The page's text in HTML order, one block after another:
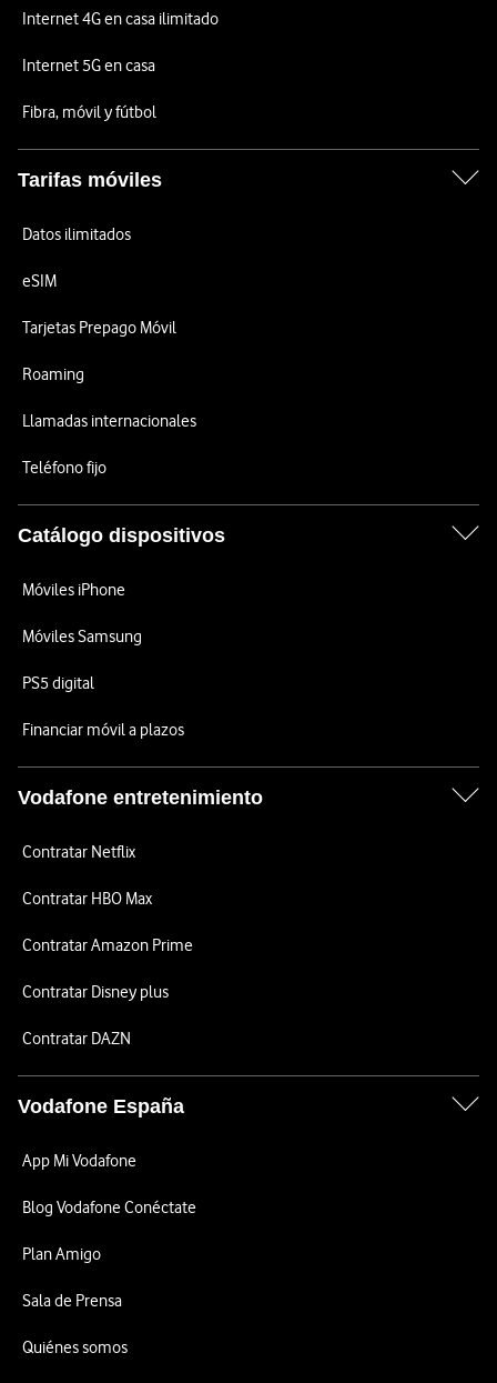
Internet 4G en casa ilimitado
Internet 5G en casa
Fibra, móvil y fútbol
Tarifas móviles
Datos ilimitados
eSIM
Tarjetas Prepago Móvil
Roaming
Llamadas internacionales
Teléfono fijo
Catálogo dispositivos
Móviles iPhone
Móviles Samsung
PS5 digital
Financiar móvil a plazos
Vodafone entretenimiento
Contratar Netflix
Contratar HBO Max
Contratar Amazon Prime
Contratar Disney plus
Contratar DAZN
Vodafone España
App Mi Vodafone
Blog Vodafone Conéctate
Plan Amigo
Sala de Prensa
Quiénes somos